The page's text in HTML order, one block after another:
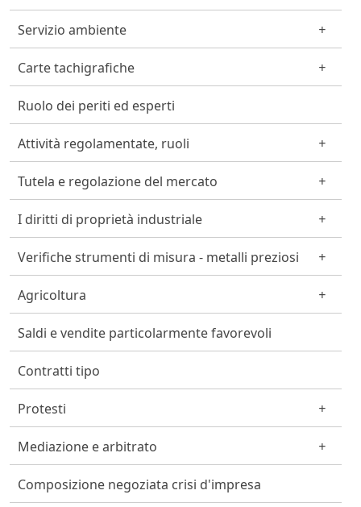
Servizio ambiente
Carte tachigrafiche
Ruolo dei periti ed esperti
Attività regolamentate, ruoli
Tutela e regolazione del mercato
I diritti di proprietà industriale
Verifiche strumenti di misura - metalli preziosi
Agricoltura
Saldi e vendite particolarmente favorevoli
Contratti tipo
Protesti
Mediazione e arbitrato
Composizione negoziata crisi d'impresa